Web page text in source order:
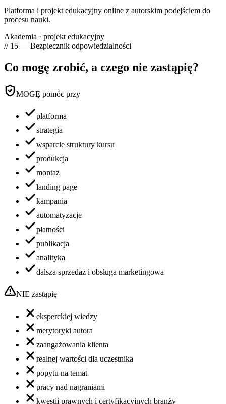
Platforma i projekt edukacyjny online z autorskim podejściem do
procesu nauki.
Akademia · projekt edukacyjny
// 15 — Bezpiecznik odpowiedzialności
Co mogę zrobić, a czego nie zastąpię?
MOGĘ pomóc przy
platforma
strategia
wsparcie struktury kursu
produkcja
montaż
landing page
kampania
automatyzacje
płatności
publikacja
analityka
dalsza sprzedaż i obsługa marketingowa
NIE zastąpię
eksperckiej wiedzy
merytoryki autora
zaangażowania klienta
realnej wartości dla uczestnika
popytu na temat
pracy nad nagraniami
kwestii prawnych i certyfikacyjnych branży